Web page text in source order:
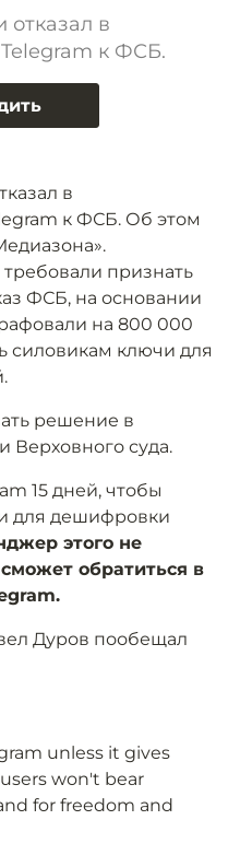
отказал в
к ФСБ.
в
к ФСБ. Об этом
признать
ФСБ, на основании
на 800 000
силовикам ключи для
решение в
Верховного суда.
15 дней, чтобы
для дешифровки
этого не
обратиться в
Дуров пообещал
unless it gives
won't bear
for freedom and